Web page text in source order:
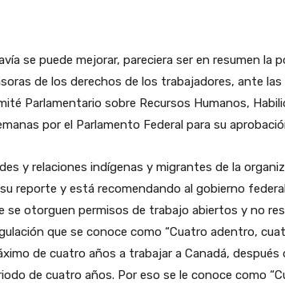
se puede mejorar, pareciera ser en resumen la
de los derechos de los trabajadores, ante
Parlamentario sobre Recursos Humanos,
por el Parlamento Federal para su
y relaciones indígenas y migrantes de la
reporte y está recomendando al gobierno
se otorguen permisos de trabajo abiertos y no
que se conoce como “Cuatro adentro,
de cuatro años a trabajar a Canadá, después
de cuatro años. Por eso se le conoce como